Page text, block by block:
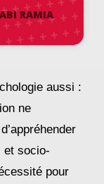
RAMIA
aussi :
ne
et socio-
pour